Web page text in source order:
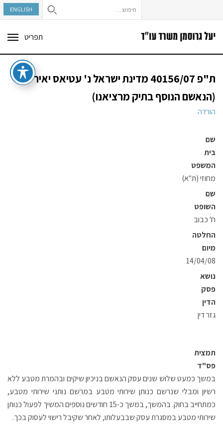
ENGLISH
תפריט
ת"פ 40156/07 מדינת ישראל נ' עטיאס יאיר
(הנאשם הנוסף בתיק מרציאנו)
הורדה
שם
בית
המשפט
מחוזי (ת"א)
שם
השופט
ח' כבוב
החלטה
מיום
14/04/08
נושא
פסק
הדין
גזר דין
תמצית
פס"ד
במשך כמעט שלוש שנים עסק הנאשם בניכיון שיקים ובהמרת מטבע ללא
רשיון ומבלי שנרשם כנותן שירותי מטבע במרשם נותני שירותי מטבע,
כמתחייב בחוק. בהמשך, במשך כ-15 חודשים נוספים המשיך לפעול כנותן
שירותי מטבע במסגרת עסק שבבעלותו, לאחר שקיבל רישוי לעסוק בכך.